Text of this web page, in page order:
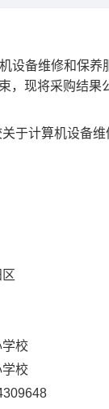
设备维修和保养
，现将采购结果
于计算机设备
校
校